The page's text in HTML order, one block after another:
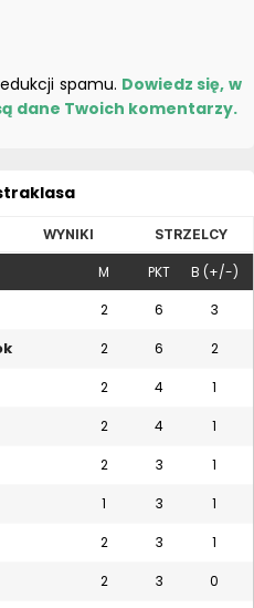
spamu. Dowiedz się, w
dane Twoich komentarzy.
WYNIKI STRZELCY
M PKT B (+/-)
2 6 3
2 6 2
2 4 1
2 4 1
2 3 1
1 3 1
2 3 1
2 3 0